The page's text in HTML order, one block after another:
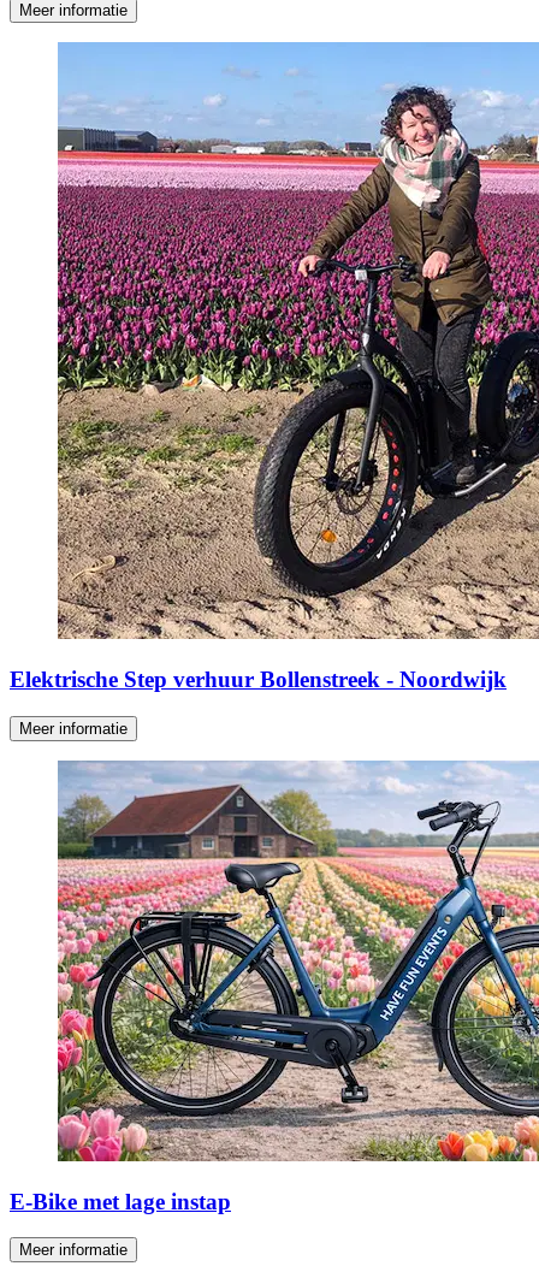
Meer informatie
Elektrische Step verhuur Bollenstreek - Noordwijk
Meer informatie
E-Bike met lage instap
Meer informatie